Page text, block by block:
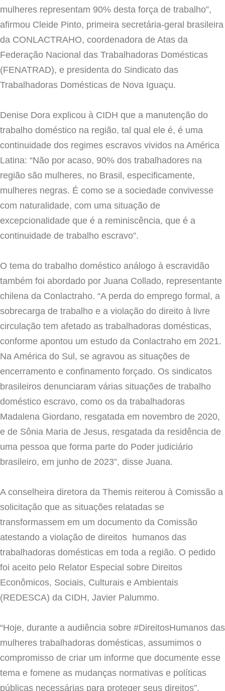
mulheres representam 90% desta força de trabalho”,
afirmou Cleide Pinto, primeira secretária-geral brasileira
da CONLACTRAHO, coordenadora de Atas da
Federação Nacional das Trabalhadoras Domésticas
(FENATRAD), e presidenta do Sindicato das
Trabalhadoras Domésticas de Nova Iguaçu.
Denise Dora explicou à CIDH que a manutenção do
trabalho doméstico na região, tal qual ele é, é uma
continuidade dos regimes escravos vividos na América
Latina: “Não por acaso, 90% dos trabalhadores na
região são mulheres, no Brasil, especificamente,
mulheres negras. É como se a sociedade convivesse
com naturalidade, com uma situação de
excepcionalidade que é a reminiscência, que é a
continuidade de trabalho escravo”.
O tema do trabalho doméstico análogo à escravidão
também foi abordado por Juana Collado, representante
chilena da Conlactraho. “A perda do emprego formal, a
sobrecarga de trabalho e a violação do direito à livre
circulação tem afetado as trabalhadoras domésticas,
conforme apontou um estudo da Conlactraho em 2021.
Na América do Sul, se agravou as situações de
encerramento e confinamento forçado. Os sindicatos
brasileiros denunciaram várias situações de trabalho
doméstico escravo, como os da trabalhadoras
Madalena Giordano, resgatada em novembro de 2020,
e de Sônia Maria de Jesus, resgatada da residência de
uma pessoa que forma parte do Poder judiciário
brasileiro, em junho de 2023”, disse Juana.
A conselheira diretora da Themis reiterou à Comissão a
solicitação que as situações relatadas se
transformassem em um documento da Comissão
atestando a violação de direitos humanos das
trabalhadoras domésticas em toda a região. O pedido
foi aceito pelo Relator Especial sobre Direitos
Econômicos, Sociais, Culturais e Ambientais
(REDESCA) da CIDH, Javier Palummo.
“Hoje, durante a audiência sobre #DireitosHumanos das
mulheres trabalhadoras domésticas, assumimos o
compromisso de criar um informe que documente esse
tema e fomene as mudanças normativas e políticas
públicas necessárias para proteger seus direitos”,